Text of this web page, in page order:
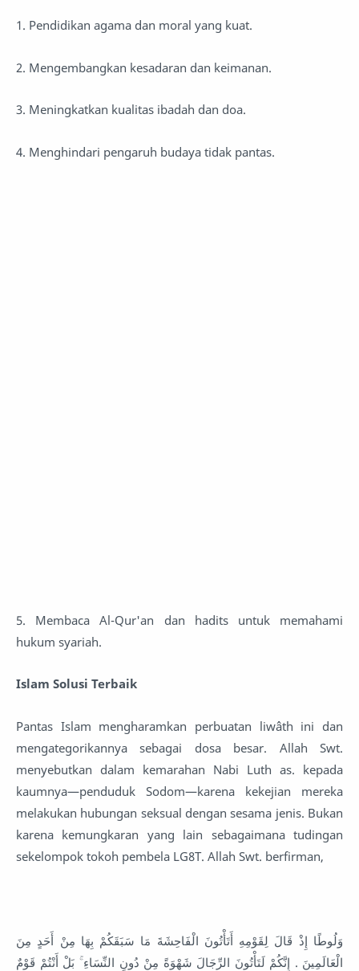
1. Pendidikan agama dan moral yang kuat.
2. Mengembangkan kesadaran dan keimanan.
3. Meningkatkan kualitas ibadah dan doa.
4. Menghindari pengaruh budaya tidak pantas.
5. Membaca Al-Qur'an dan hadits untuk memahami
hukum syariah.
Islam Solusi Terbaik
Pantas Islam mengharamkan perbuatan liwâth ini dan
mengategorikannya sebagai dosa besar. Allah Swt.
menyebutkan dalam kemarahan Nabi Luth as. kepada
kaumnya—penduduk Sodom—karena kekejian mereka
melakukan hubungan seksual dengan sesama jenis. Bukan
karena kemungkaran yang lain sebagaimana tudingan
sekelompok tokoh pembela LG8T. Allah Swt. berfirman,
وَلُوطًا إِذْ قَالَ لِقَوْمِهِ أَتَأْتُونَ الْفَاحِشَةَ مَا سَبَقَكُمْ بِهَا مِنْ أَحَدٍ مِنَ
الْعَالَمِينَ . إِنَّكُمْ لَتَأْتُونَ الرِّجَالَ شَهْوَةً مِنْ دُونِ النِّسَاءِ ۚ بَلْ أَنْتُمْ قَوْمٌ